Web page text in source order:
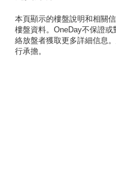
本頁顯示的樓盤說明和相關
樓盤資料。OneDay不保證
絡放盤者獲取更多詳細信息
行承擔。